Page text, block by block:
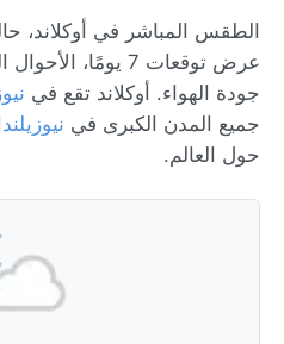
عرض توقعات 7
جودة الهواء. أوكلاند تقع في
جميع المدن الكبرى في نيوزيلندا
حول العالم.